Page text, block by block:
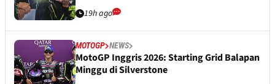
19h ago
MOTOGP NEWS
MotoGP Inggris 2026: Starting Grid Balapan
Minggu di Silverstone